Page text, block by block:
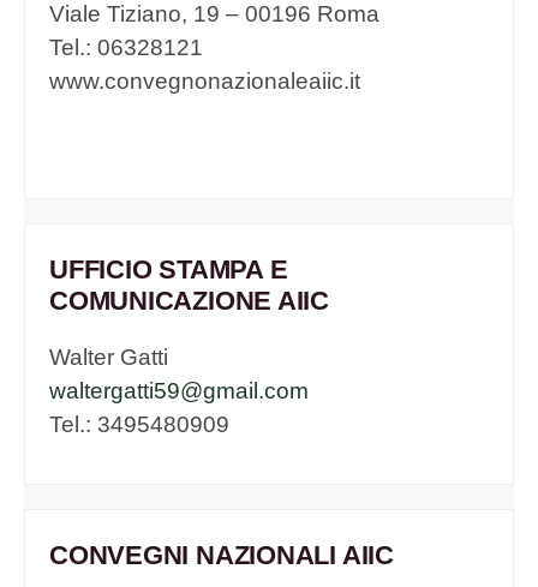
Viale Tiziano, 19 – 00196 Roma
Tel.: 06328121
www.convegnonazionaleaiic.it
UFFICIO STAMPA E
COMUNICAZIONE AIIC
Walter Gatti
waltergatti59@gmail.com
Tel.: 3495480909
CONVEGNI NAZIONALI AIIC